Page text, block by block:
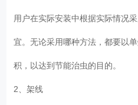
用户在实际安装中根据实际情况
宜。无论采用哪种方法，都要以
积，以达到节能治虫的目的。
2、架线